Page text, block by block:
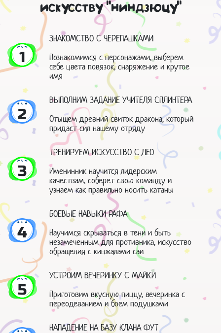
искусству "ниндзюцу"
1
ЗНАКОМСТВО С ЧЕРЕПАШКАМИ
Познакомимся с персонажами, выберем
себе цвета повязок, снаряжение и крутое
имя
2
ВЫПОЛНИМ ЗАДАНИЕ УЧИТЕЛЯ СПЛИНТЕРА
Отыщем древний свиток дракона, который
придаст сил нашему отряду
3
ТРЕНИРУЕМ ИСКУССТВО С ЛЕО
Именинник научится лидерским
качествам, соберет свою команду и
узнаем как правильно носить катаны
4
БОЕВЫЕ НАВЫКИ РАФА
Научимся скрываться в тени и быть
незамеченным для противника, искусство
обращения с кинжалами сай
5
УСТРОИМ ВЕЧЕРИНКУ С МАЙКИ
Приготовим вкусную пиццу, вечеринка с
переодеванием и боем подушками
НАПАДЕНИЕ НА БАЗУ КЛАНА ФУТ